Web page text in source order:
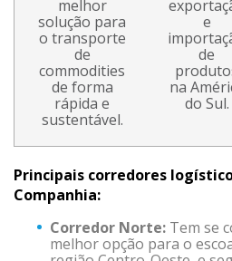
melhor
solução para
o transporte
de
commodities
de forma
rápida e
sustentável.
e
de
na
do Sul.
Principais corredores
Companhia:
Corredor Norte: Tem se
melhor opção para o